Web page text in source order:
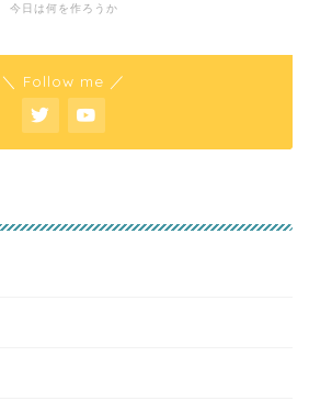
今日は何を作ろうか
＼ Follow me ／